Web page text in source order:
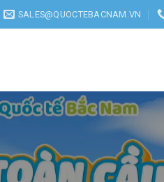
dòng sản phẩm hàng ngoại
SALES@QUOCTEBACNAM.VN